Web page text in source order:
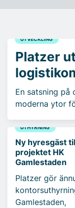
UTVECKLING
Platzer
En satsning
moderna ytor
UTHYRNING
Ny hyresgäst
projektet HK
Gamlestaden
Platzer gör
Gamlestaden,